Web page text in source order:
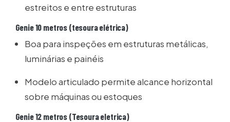
estreitos e entre estruturas
Genie 10 metros (tesoura elétrica)
Boa para inspeções em estruturas metálicas,
luminárias e painéis
Modelo articulado permite alcance horizontal
sobre máquinas ou estoques
Genie 12 metros (Tesoura eletrica)